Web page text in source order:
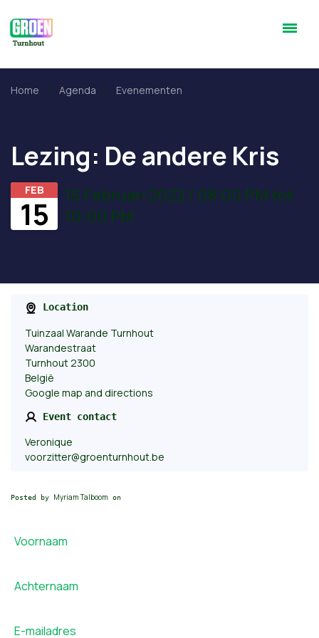
Home Agenda Evenementen
Lezing: De andere Kris
FEB
15
15 Februari 2022 / 08:00 PM tot
10:00 PM
Location
Tuinzaal Warande Turnhout
Warandestraat
Turnhout 2300
België
Google map and directions
Event contact
Veronique
voorzitter@groenturnhout.be
Posted by Myriam Talboom on
Voornaam
Achternaam
E-mailadres